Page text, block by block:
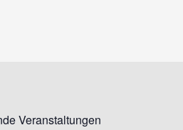
Veranstaltungen